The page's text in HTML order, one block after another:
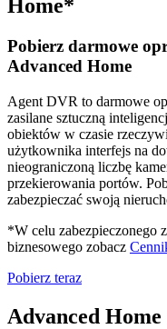
Home*
Pobierz darmowe
Advanced Home
Agent DVR to darmowe
zasilane sztuczną
obiektów w czasie
użytkownika interfejs na
nieograniczoną liczbę
przekierowania portów.
zabezpieczać swoją
*W celu zabezpieczonego
biznesowego zobacz
Pobierz teraz
Advanced Home